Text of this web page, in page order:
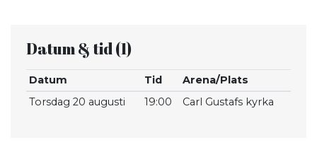
Datum & tid(1)
Datum Tid
Arena/Plats
Torsdag 20 augusti
19:00 Carl Gustafs kyrka